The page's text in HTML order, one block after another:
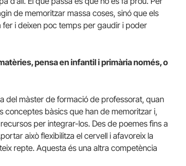
de memoritzar massa coses, sinó que els
i deixen poc temps per gaudir i poder
pensa en infantil i primària només, o
del màster de formació de professorat, quan
conceptes bàsics que han de memoritzar i,
per integrar-los. Des de poemes fins a
això flexibilitza el cervell i afavoreix la
repte. Aquesta és una altra competència